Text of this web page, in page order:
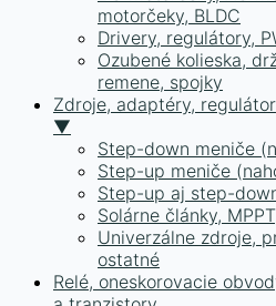
motorčeky, BLDC
Drivery, regulátory,
Ozubené kolieska,
remene, spojky
Zdroje, adaptéry,
▼
Step-down meniče
Step-up meniče
Step-up aj step-
Solárne články,
Univerzálne zdroje,
ostatné
Relé, oneskorovacie